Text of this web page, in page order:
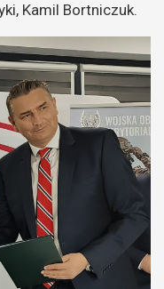
Kamil Bortniczuk.